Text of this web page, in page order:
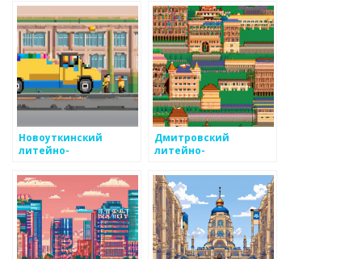
Новоуткинский
литейно-
Дмитровский
литейно-